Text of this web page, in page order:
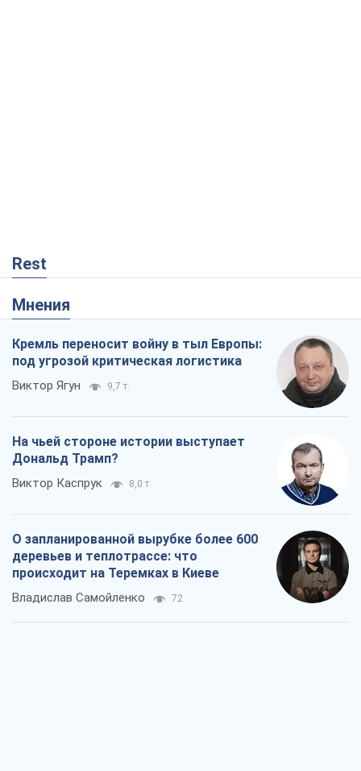
Rest
Мнения
Кремль переносит войну в тыл Европы:
под угрозой критическая логистика
Виктор Ягун 9,7 т.
На чьей стороне истории выступает
Дональд Трамп?
Виктор Каспрук 8,0 т.
О запланированной вырубке более 600
деревьев и теплотрассе: что
происходит на Теремках в Киеве
Владислав Самойленко 72